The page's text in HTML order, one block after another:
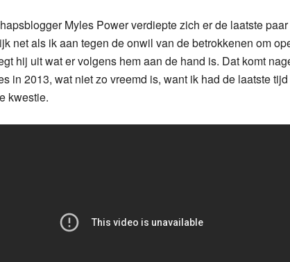
Myles Power verdiepte zich er de laatste
net als ik aan tegen de onwil van de betrokkenen om
hij uit wat er volgens hem aan de hand is. Dat komt
in 2013, wat niet zo vreemd is, want ik had de laatste
kwestie.